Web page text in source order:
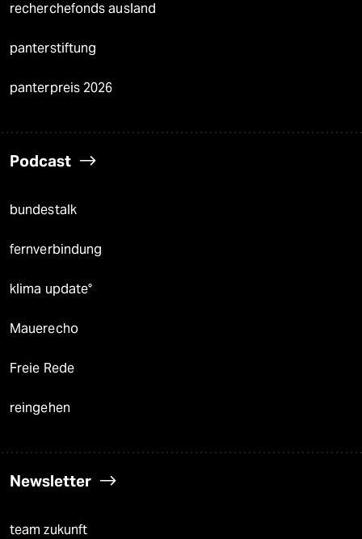
recherchefonds ausland
panterstiftung
panterpreis 2026
Podcast
bundestalk
fernverbindung
klima update°
Mauerecho
Freie Rede
reingehen
Newsletter
team zukunft